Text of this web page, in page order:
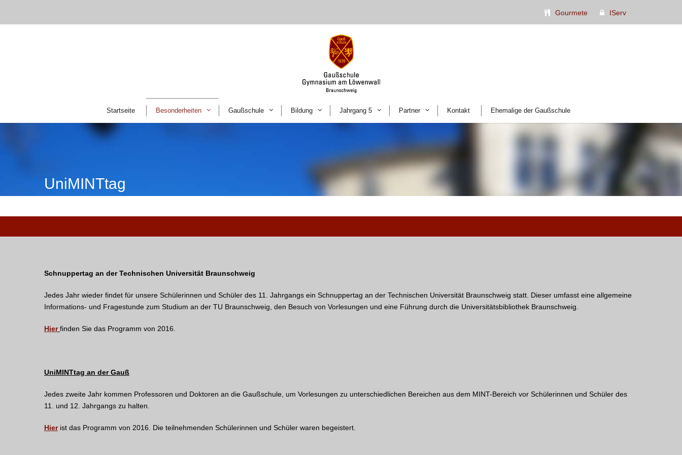
Gourmete IServ
Startseite Besonderheiten Gaußschule Bildung Jahrgang 5 Partner Kontakt Ehemalige der Gaußschule
UniMINTtag
Schnuppertag an der Technischen Universität Braunschweig
Jedes Jahr wieder findet für unsere Schülerinnen und Schüler des 11. Jahrgangs ein Schnuppertag an der Technischen Universität Braunschweig statt. Dieser umfasst eine allgemeine
Informations- und Fragestunde zum Studium an der TU Braunschweig, den Besuch von Vorlesungen und eine Führung durch die Universitätsbibliothek Braunschweig.
Hier finden Sie das Programm von 2016.
UniMINTtag an der Gauß
Jedes zweite Jahr kommen Professoren und Doktoren an die Gaußschule, um Vorlesungen zu unterschiedlichen Bereichen aus dem MINT-Bereich vor Schülerinnen und Schüler des
11. und 12. Jahrgangs zu halten.
Hierist das Programm von 2016. Die teilnehmenden Schülerinnen und Schüler waren begeistert.